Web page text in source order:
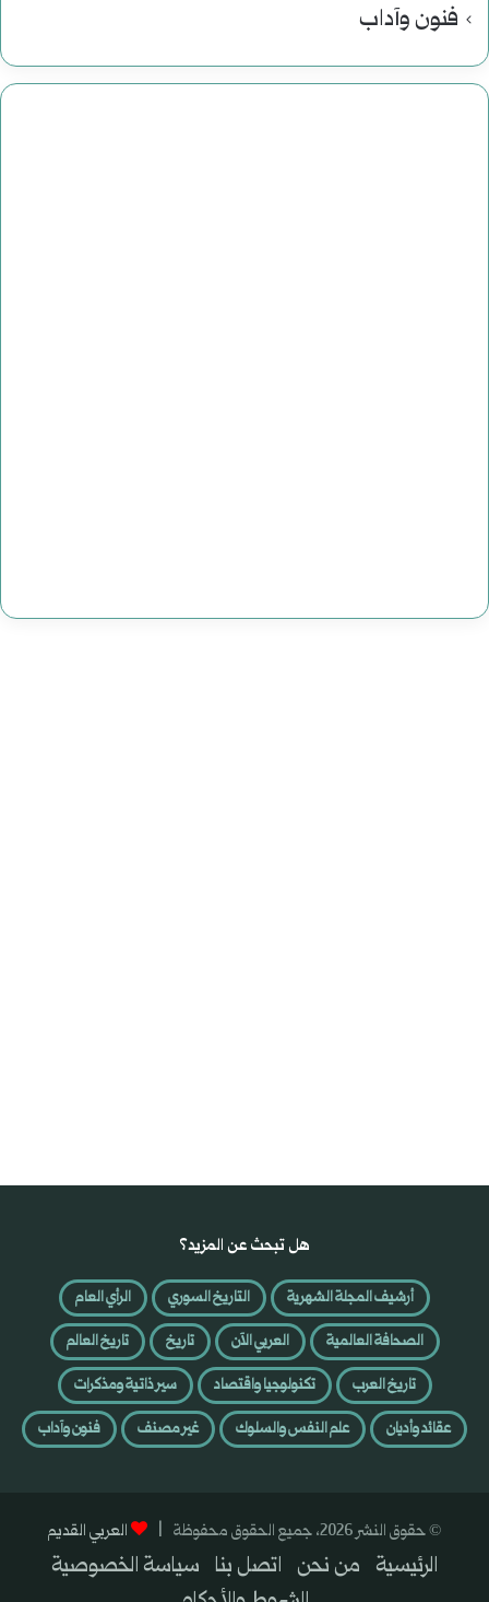
فنون وآداب
هل تبحث عن المزيد؟
أرشيف المجلة الشهرية التاريخ السوري
الرأي العام
الصحافة العالمية
العربي الآن تاريخ
تاريخ العالم
تاريخ العرب
تكنولوجيا واقتصاد
سير ذاتية ومذكرات
عقائد وأديان
علم النفس والسلوك غير مصنف فنون وآداب
© حقوق النشر 2026، جميع الحقوق محفوظة | العربي القديم
الرئيسية من نحن اتصل بنا سياسة الخصوصية